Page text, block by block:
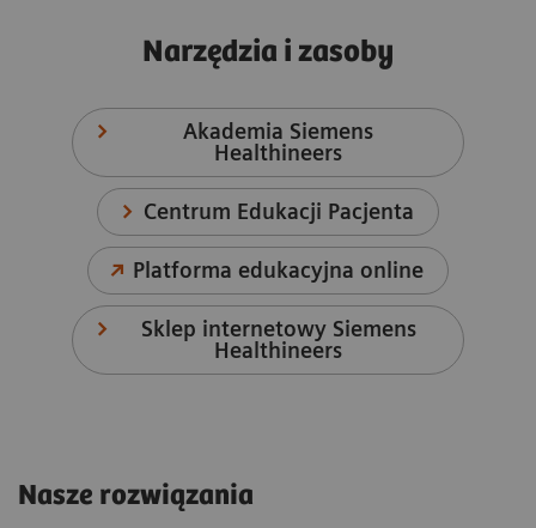
Narzędzia i zasoby
Akademia Siemens
Healthineers
Centrum Edukacji Pacjenta
Platforma edukacyjna online
Sklep internetowy Siemens
Healthineers
Nasze rozwiązania